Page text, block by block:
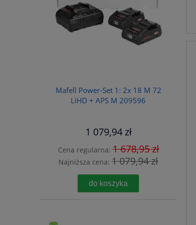
Mafell Power-Set 1: 2x 18 M 72
LiHD + APS M 209596
1 079,94 zł
Cena regularna:1 678,95 zł
Najniższa cena: 1 079,94 zł
do koszyka